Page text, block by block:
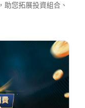
助您拓展投資組合、